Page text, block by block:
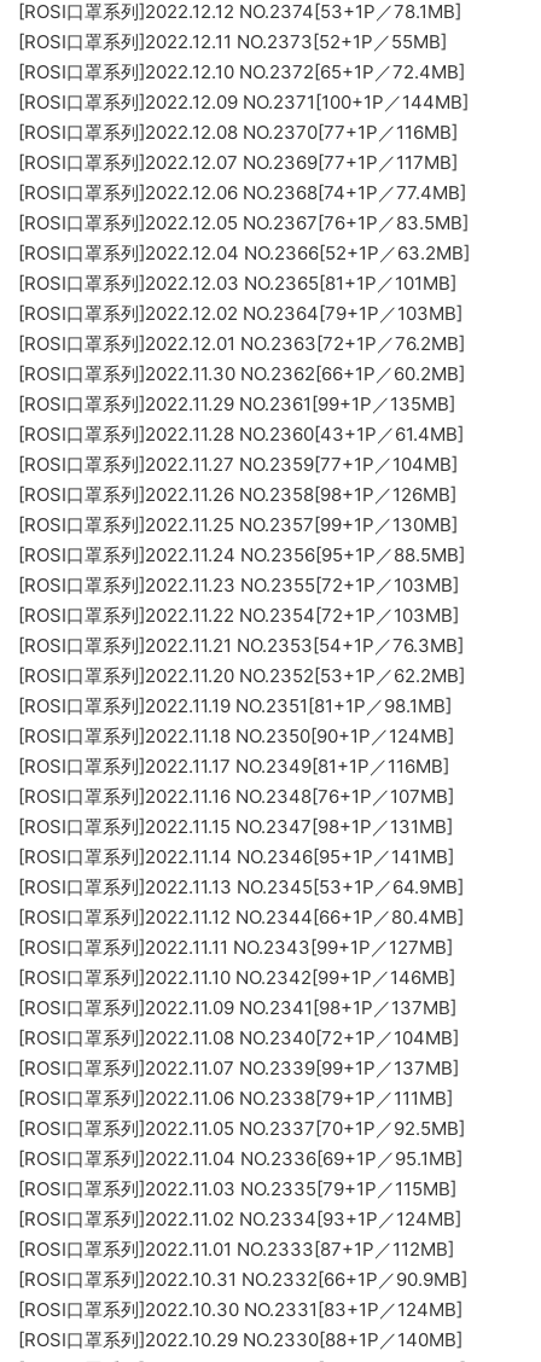
[ROSI口罩系列]2022.12.12 NO.2374[53+1P／78.1MB]
[ROSI口罩系列]2022.12.11 NO.2373[52+1P／55MB]
[ROSI口罩系列]2022.12.10 NO.2372[65+1P／72.4MB]
[ROSI口罩系列]2022.12.09 NO.2371[100+1P／144MB]
[ROSI口罩系列]2022.12.08 NO.2370[77+1P／116MB]
[ROSI口罩系列]2022.12.07 NO.2369[77+1P／117MB]
[ROSI口罩系列]2022.12.06 NO.2368[74+1P／77.4MB]
[ROSI口罩系列]2022.12.05 NO.2367[76+1P／83.5MB]
[ROSI口罩系列]2022.12.04 NO.2366[52+1P／63.2MB]
[ROSI口罩系列]2022.12.03 NO.2365[81+1P／101MB]
[ROSI口罩系列]2022.12.02 NO.2364[79+1P／103MB]
[ROSI口罩系列]2022.12.01 NO.2363[72+1P／76.2MB]
[ROSI口罩系列]2022.11.30 NO.2362[66+1P／60.2MB]
[ROSI口罩系列]2022.11.29 NO.2361[99+1P／135MB]
[ROSI口罩系列]2022.11.28 NO.2360[43+1P／61.4MB]
[ROSI口罩系列]2022.11.27 NO.2359[77+1P／104MB]
[ROSI口罩系列]2022.11.26 NO.2358[98+1P／126MB]
[ROSI口罩系列]2022.11.25 NO.2357[99+1P／130MB]
[ROSI口罩系列]2022.11.24 NO.2356[95+1P／88.5MB]
[ROSI口罩系列]2022.11.23 NO.2355[72+1P／103MB]
[ROSI口罩系列]2022.11.22 NO.2354[72+1P／103MB]
[ROSI口罩系列]2022.11.21 NO.2353[54+1P／76.3MB]
[ROSI口罩系列]2022.11.20 NO.2352[53+1P／62.2MB]
[ROSI口罩系列]2022.11.19 NO.2351[81+1P／98.1MB]
[ROSI口罩系列]2022.11.18 NO.2350[90+1P／124MB]
[ROSI口罩系列]2022.11.17 NO.2349[81+1P／116MB]
[ROSI口罩系列]2022.11.16 NO.2348[76+1P／107MB]
[ROSI口罩系列]2022.11.15 NO.2347[98+1P／131MB]
[ROSI口罩系列]2022.11.14 NO.2346[95+1P／141MB]
[ROSI口罩系列]2022.11.13 NO.2345[53+1P／64.9MB]
[ROSI口罩系列]2022.11.12 NO.2344[66+1P／80.4MB]
[ROSI口罩系列]2022.11.11 NO.2343[99+1P／127MB]
[ROSI口罩系列]2022.11.10 NO.2342[99+1P／146MB]
[ROSI口罩系列]2022.11.09 NO.2341[98+1P／137MB]
[ROSI口罩系列]2022.11.08 NO.2340[72+1P／104MB]
[ROSI口罩系列]2022.11.07 NO.2339[99+1P／137MB]
[ROSI口罩系列]2022.11.06 NO.2338[79+1P／111MB]
[ROSI口罩系列]2022.11.05 NO.2337[70+1P／92.5MB]
[ROSI口罩系列]2022.11.04 NO.2336[69+1P／95.1MB]
[ROSI口罩系列]2022.11.03 NO.2335[79+1P／115MB]
[ROSI口罩系列]2022.11.02 NO.2334[93+1P／124MB]
[ROSI口罩系列]2022.11.01 NO.2333[87+1P／112MB]
[ROSI口罩系列]2022.10.31 NO.2332[66+1P／90.9MB]
[ROSI口罩系列]2022.10.30 NO.2331[83+1P／124MB]
[ROSI口罩系列]2022.10.29 NO.2330[88+1P／140MB]